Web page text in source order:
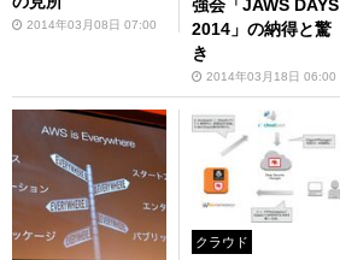
2014年03月08日 07:00
強会「JAWS DAYS
2014」の納得と驚
き
2014年03月18日 06:00
クラウド